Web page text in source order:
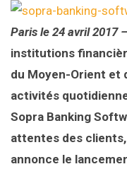
Paris le 24 avril 2017 –
institutions
du Moyen-Orient et
activités
Sopra Banking
attentes des
annonce le